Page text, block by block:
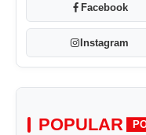
Facebook
Instagram
POPULAR